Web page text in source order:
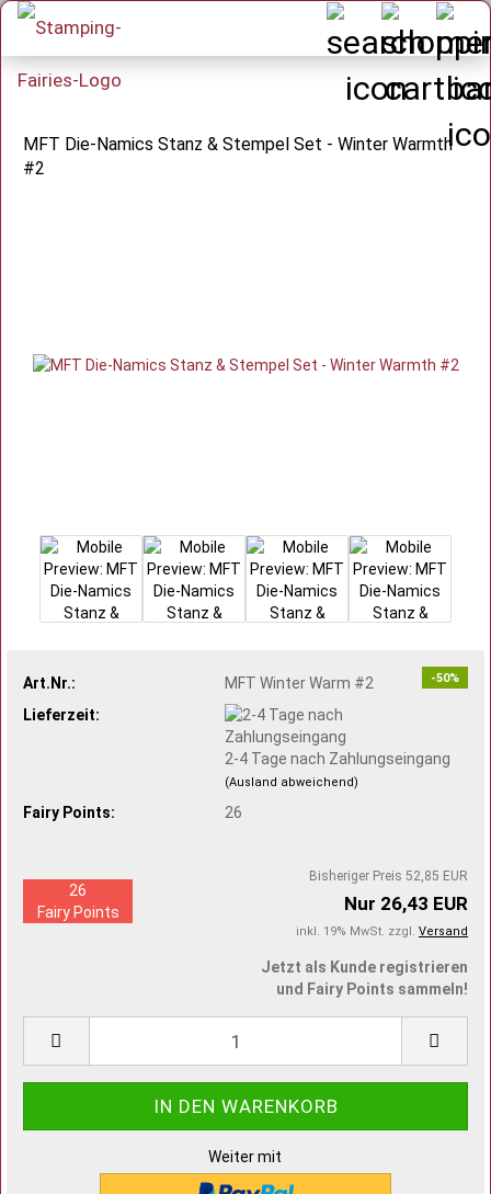
MFT Die-Namics Stanz & Stempel Set - Winter Warmth
#2
-50%
Art.Nr.:
MFT Winter Warm #2
Lieferzeit:
2-4 Tage nach Zahlungseingang
(Ausland abweichend)
Fairy Points: 26
Bisheriger Preis 52,85 EUR
Nur 26,43 EUR
inkl. 19% MwSt. zzgl. Versand
26
Fairy Points
Jetzt als Kunde registrieren
und Fairy Points sammeln!
Weiter mit